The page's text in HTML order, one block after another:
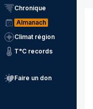
Chronique
Almanach
Climat région
T°C records
Faire un don